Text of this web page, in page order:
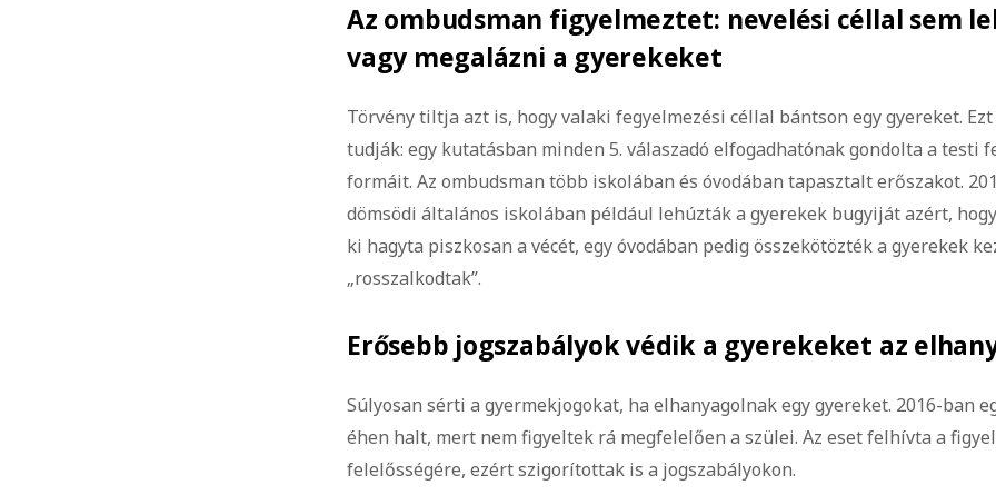
Az ombudsman figyelmeztet: nevelési céllal sem
vagy megalázni a gyerekeket
Törvény tiltja azt is, hogy valaki fegyelmezési céllal bántson egy gyereket.
tudják: egy kutatásban minden 5. válaszadó elfogadhatónak gondolta a testi
formáit. Az ombudsman több iskolában és óvodában tapasztalt erőszakot.
dömsödi általános iskolában például lehúzták a gyerekek bugyiját azért,
ki hagyta piszkosan a vécét, egy óvodában pedig összekötözték a gyerekek
„rosszalkodtak”.
Erősebb jogszabályok védik a gyerekeket az
Súlyosan sérti a gyermekjogokat, ha elhanyagolnak egy gyereket. 2016-ban
éhen halt, mert nem figyeltek rá megfelelően a szülei. Az eset felhívta a
felelősségére, ezért szigorítottak is a jogszabályokon.